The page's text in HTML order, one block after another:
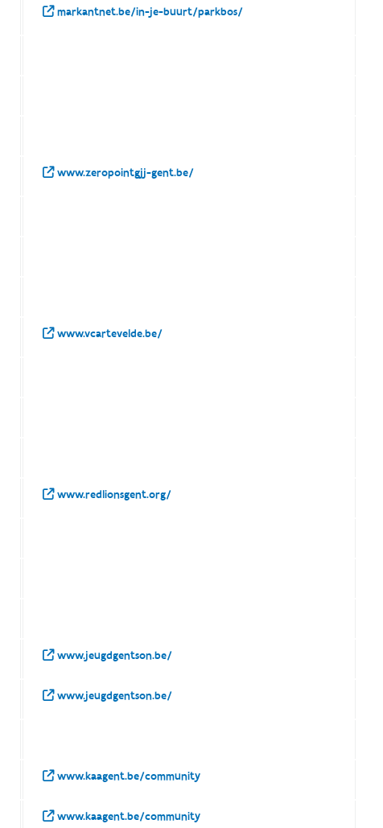
markantnet.be/in-je-buurt/parkbos/
www.zeropointgjj-gent.be/
www.vcartevelde.be/
www.redlionsgent.org/
www.jeugdgentson.be/
www.jeugdgentson.be/
www.kaagent.be/community
www.kaagent.be/community